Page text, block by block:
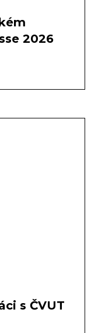
2026
s ČVUT